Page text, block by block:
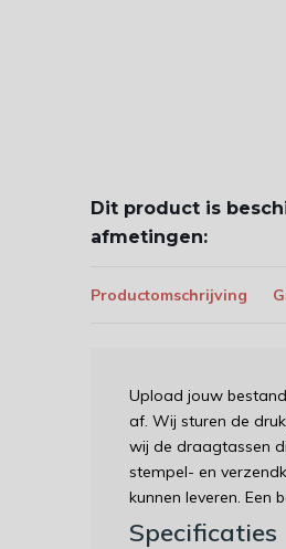
Dit product is
afmetingen:
Productomschrijving
Upload jouw
af. Wij sturen de
wij de draagtassen
stempel- en
kunnen leveren.
Specificaties